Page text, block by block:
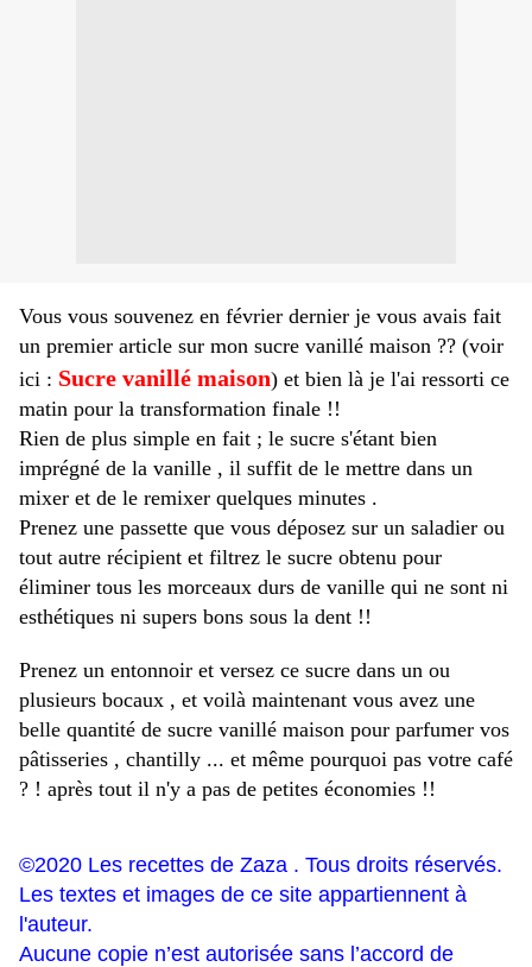
Vous vous souvenez en février dernier je vous avais fait
un premier article sur mon sucre vanillé maison ?? (voir
ici : Sucre vanillé maison) et bien là je l'ai ressorti ce
matin pour la transformation finale !!
Rien de plus simple en fait ; le sucre s'étant bien
imprégné de la vanille , il suffit de le mettre dans un
mixer et de le remixer quelques minutes .
Prenez une passette que vous déposez sur un saladier ou
tout autre récipient et filtrez le sucre obtenu pour
éliminer tous les morceaux durs de vanille qui ne sont ni
esthétiques ni supers bons sous la dent !!
Prenez un entonnoir et versez ce sucre dans un ou
plusieurs bocaux , et voilà maintenant vous avez une
belle quantité de sucre vanillé maison pour parfumer vos
pâtisseries , chantilly ... et même pourquoi pas votre café
? ! après tout il n'y a pas de petites économies !!
©2020 Les recettes de Zaza . Tous droits réservés.
Les textes et images de ce site appartiennent à
l'auteur.
Aucune copie n’est autorisée sans l’accord de